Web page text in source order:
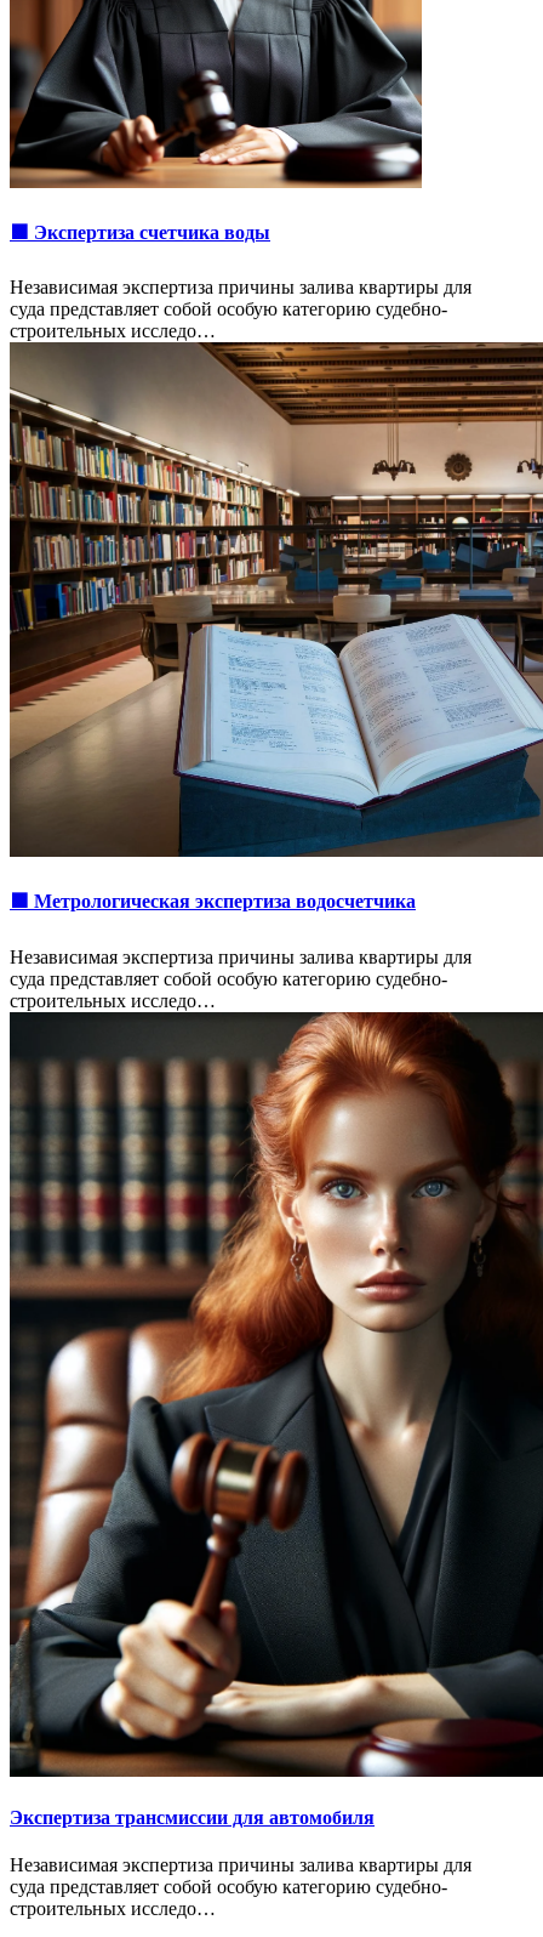
🟩 Экспертиза счетчика воды
Независимая экспертиза причины залива квартиры для
суда представляет собой особую категорию судебно-
строительных исследо…
🟩 Метрологическая экспертиза водосчетчика
Независимая экспертиза причины залива квартиры для
суда представляет собой особую категорию судебно-
строительных исследо…
Экспертиза трансмиссии для автомобиля
Независимая экспертиза причины залива квартиры для
суда представляет собой особую категорию судебно-
строительных исследо…